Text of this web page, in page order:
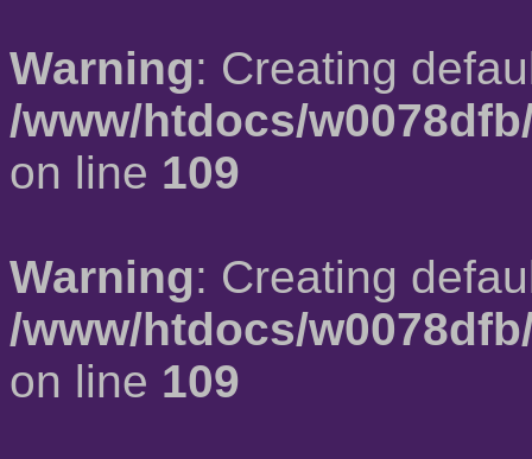
Warning: Creating
/www/htdocs/
on line 109
Warning: Creating
/www/htdocs/
on line 109